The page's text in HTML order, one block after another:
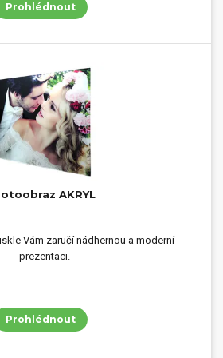
Prohlédnout
AKRYL
Vám zaručí nádhernou a moderní
prezentaci.
Prohlédnout